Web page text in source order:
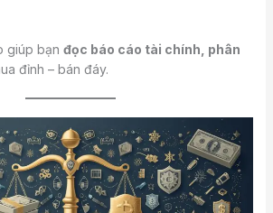
giúp bạn đọc báo cáo tài chính, phân
đỉnh – bán đáy.